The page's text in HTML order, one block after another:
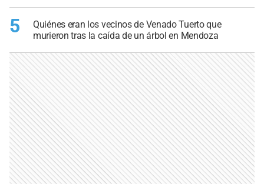
5
Quiénes eran los vecinos de Venado Tuerto que
murieron tras la caída de un árbol en Mendoza